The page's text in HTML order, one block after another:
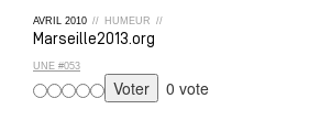
AVRIL 2010 // HUMEUR //
Marseille2013.org
UNE #053
0 vote